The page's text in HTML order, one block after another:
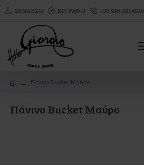
ΣΎΝΔΕΣΗ ΕΓΓΡΑΦΉ +30 210-3214510
Πάνινο Bucket Μαύρο
Πάνινο Bucket Μαύρο